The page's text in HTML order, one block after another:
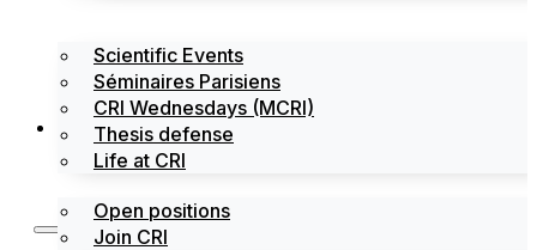
Scientific Events
Séminaires Parisiens
CRI Wednesdays (MCRI)
Thesis defense
Life at CRI
Jobs / Internships
Open positions
Join CRI